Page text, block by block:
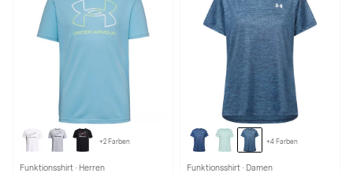
+2 Farben
Funktionsshirt · Herren
+4 Farben
Funktionsshirt · Damen